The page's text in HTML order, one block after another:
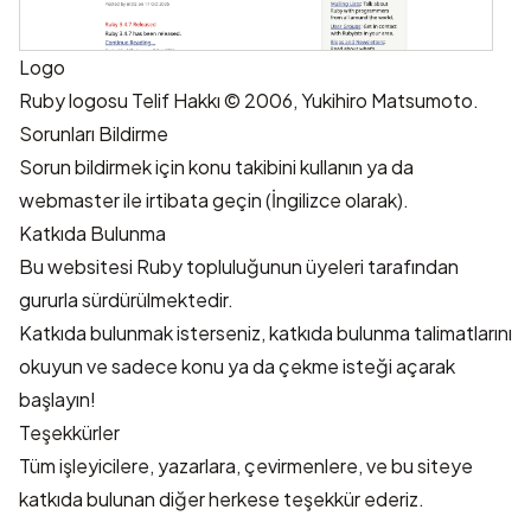
Logo
Ruby logosu Telif Hakkı © 2006, Yukihiro Matsumoto.
Sorunları Bildirme
Sorun bildirmek içinkonu takibini kullanın ya da
webmasterile irtibata geçin (İngilizce olarak).
Katkıda Bulunma
Bu websitesi Ruby topluluğunun üyeleri tarafından
gururla sürdürülmektedir.
Katkıda bulunmak isterseniz,katkıda bulunma talimatlarını
okuyun ve sadece konu ya da çekme isteği açarak
başlayın!
Teşekkürler
Tüm işleyicilere, yazarlara, çevirmenlere, ve bu siteye
katkıda bulunan diğer herkese teşekkür ederiz.